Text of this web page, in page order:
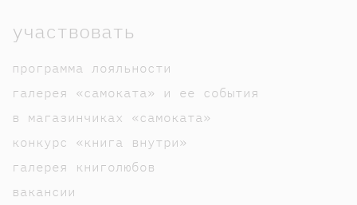
участвовать
программа лояльности
галерея «самоката» и ее события
в магазинчиках «самоката»
конкурс «книга внутри»
галерея книголюбов
вакансии